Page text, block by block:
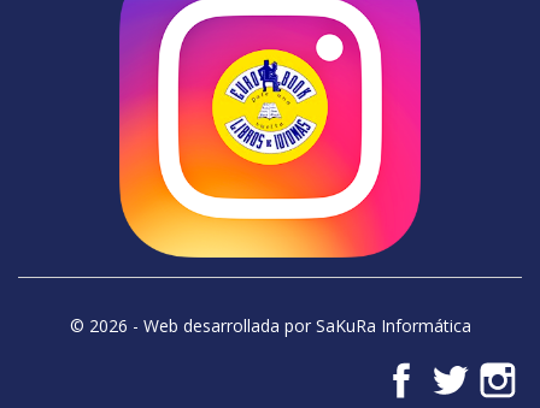
© 2026 - Web desarrollada por SaKuRa Informática